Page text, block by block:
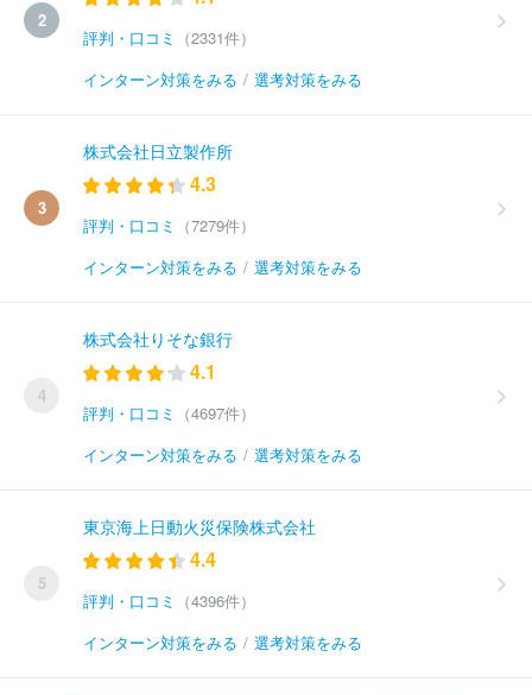
2
評判・口コミ
（2331件）
インターン対策をみる / 選考対策をみる
3
株式会社日立製作所
4.3
評判・口コミ
（7279件）
インターン対策をみる / 選考対策をみる
4
株式会社りそな銀行
4.1
評判・口コミ
（4697件）
インターン対策をみる / 選考対策をみる
5
東京海上日動火災保険株式会社
4.4
評判・口コミ
（4396件）
インターン対策をみる / 選考対策をみる